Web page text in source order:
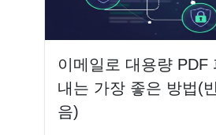
이메일로 대용량 PDF
내는 가장 좋은 방법(
음)